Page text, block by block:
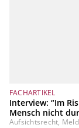
FACHARTIKEL
Interview: “Im
Mensch nicht
Aufsichtsrecht,